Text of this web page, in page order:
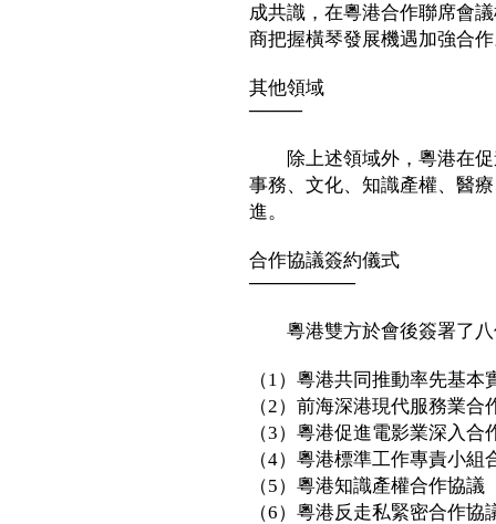
成共識，在粵港合作聯席會
商把握橫琴發展機遇加強合
其他領域
────
除上述領域外，粵港在促
事務、文化、知識產權、醫
進。
合作協議簽約儀式
────────
粵港雙方於會後簽署了八
（1）粵港共同推動率先基
（2）前海深港現代服務業
（3）粵港促進電影業深入合
（4）粵港標準工作專責小組
（5）粵港知識產權合作協議
（6）粵港反走私緊密合作協